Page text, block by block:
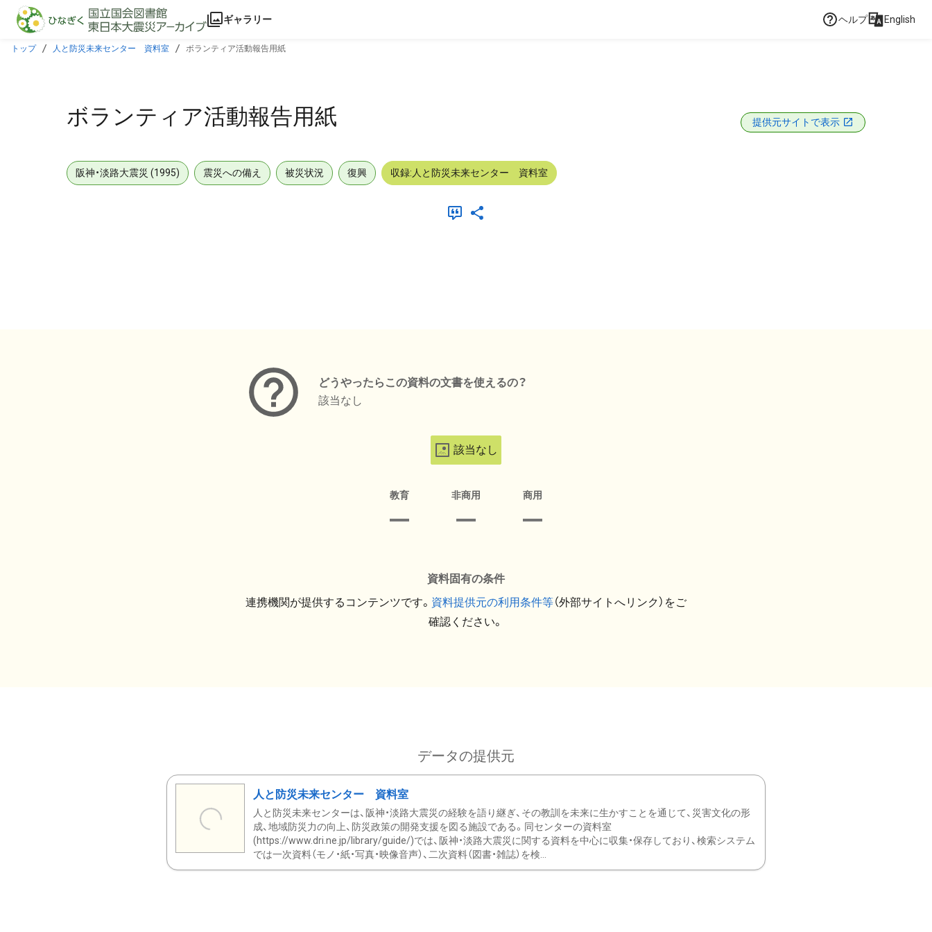
本文に飛ぶ
ギャラリー ヘルプ English
トップ 人と防災未来センター 資料室 ボランティア活動報告用紙
ボランティア活動報告用紙 提供元サイトで表示
阪神・淡路大震災 (1995) 震災への備え 被災状況 復興 収録:人と防災未来センター 資料室
どうやったらこの資料の文書を使えるの？
該当なし
該当なし
教育 非商用 商用
資料固有の条件
連携機関が提供するコンテンツです。 資料提供元の利用条件等（外部サイトへリンク）をご
確認ください。
データの提供元
人と防災未来センター 資料室
人と防災未来センターは、阪神・淡路大震災の経験を語り継ぎ、その教訓を未来に生かすことを通じて、災害文化の形
成、地域防災力の向上、防災政策の開発支援を図る施設である。同センターの資料室
(https://www.dri.ne.jp/library/guide/)では、阪神・淡路大震災に関する資料を中心に収集・保存しており、検索システム
では一次資料（モノ・紙・写真・映像音声）、二次資料（図書・雑誌）を検...